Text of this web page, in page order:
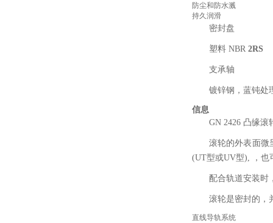
防尘和防水溅
持久润滑
密封盘
塑料 NBR 2RS
支承轴
镀锌钢，蓝钝处
信息
GN 2426 凸缘滚
滚轮的外表面微
(UT型或UV型), ，也
配合轨道安装时
滚轮是密封的，
直线导轨系统